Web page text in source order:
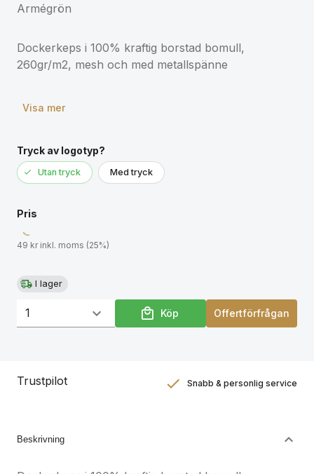
Armégrön
Dockerkeps i 100% kraftig borstad bomull,
260gr/m2, mesh och med metallspänne
Visa mer
Tryck av logotyp?
Utan tryck Med tryck
Pris
49 kr inkl. moms (25%)
I lager
Köp Offertförfrågan
Trustpilot Snabb & personlig service
Beskrivning